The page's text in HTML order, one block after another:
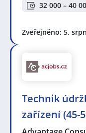
32 000 – 40
Zveřejněno: 5.
Technik
zařízení (45-